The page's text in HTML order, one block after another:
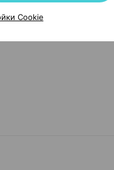
– В
Cookie